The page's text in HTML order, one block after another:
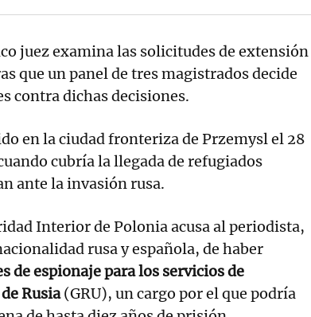
juez examina las solicitudes de extensión
que un panel de tres magistrados decide
contra dichas decisiones.
en la ciudad fronteriza de Przemysl el 28
cubría la llegada de refugiados
ante la invasión rusa.
Interior de Polonia acusa al periodista,
rusa y española, de haber
de espionaje para los servicios de
Rusia(GRU), un cargo por el que podría